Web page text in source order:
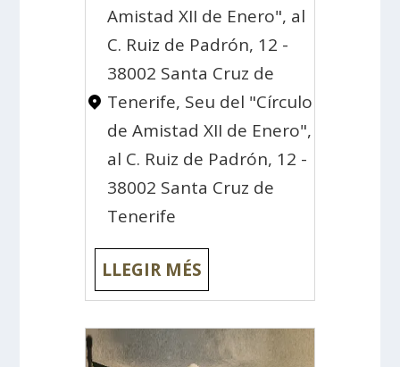
Amistad XII de Enero", al
C. Ruiz de Padrón, 12 -
38002 Santa Cruz de
Tenerife, Seu del "Círculo
de Amistad XII de Enero",
al C. Ruiz de Padrón, 12 -
38002 Santa Cruz de
Tenerife
LLEGIR MÉS